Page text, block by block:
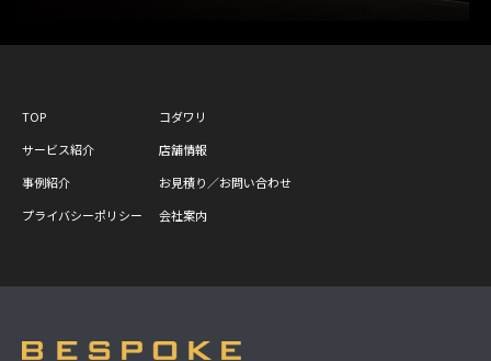
TOP
コダワリ
サービス紹介
店舗情報
事例紹介
お見積り／お問い合わせ
プライバシーポリシー
会社案内